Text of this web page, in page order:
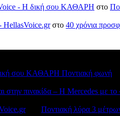
- H δική σου ΚΑΘΑΡΗ στο
HellasVoice.grστο 40 χρόνια
δική σου ΚΑΘΑΡΗ Ποντιακή φωνή
στην πινακίδα – Η Mercedes με
στο Ποντιακή λύρα 3